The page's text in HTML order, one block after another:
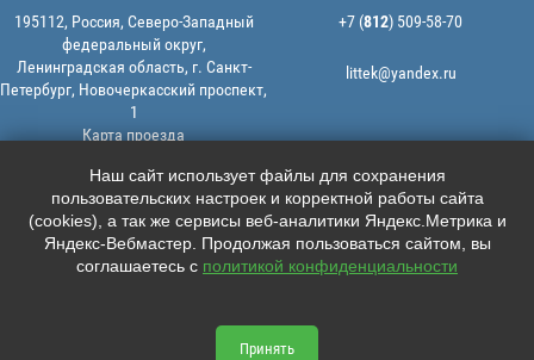
© 2013-2026 | ООО "ЛИТТЕК" -
производство и продажа РТИ
ИНН: 7806523560 | ОГРН:
1147847126162
Политика конфиденциальности |
Пользовательское соглашение
195112, Россия, Северо-Западный
федеральный округ,
Ленинградская область, г. Санкт-
Петербург, Новочеркасский проспект,
1
Карта проезда
+7 (812) 509-58-70
littek@yandex.ru
Мы в соцсетях:
    
Наш сайт использует файлы для сохранения
пользовательских настроек и корректной работы сайта
(cookies), а так же сервисы веб-аналитики Яндекс.Метрика и
Яндекс-Вебмастер. Продолжая пользоваться сайтом, вы
соглашаетесь с политикой конфиденциальности
Принять